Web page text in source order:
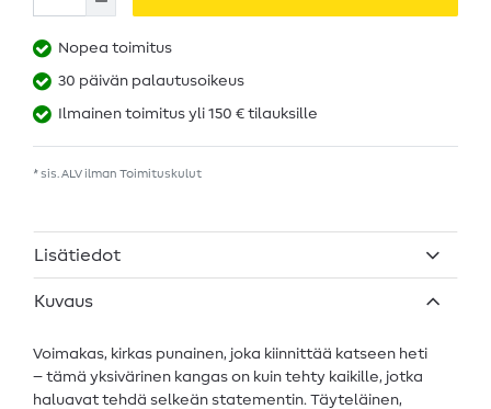
Nopea toimitus
30 päivän palautusoikeus
Ilmainen toimitus yli 150 € tilauksille
* sis. ALV ilman Toimituskulut
Lisätiedot
Kuvaus
Voimakas, kirkas punainen, joka kiinnittää katseen heti
– tämä yksivärinen kangas on kuin tehty kaikille, jotka
haluavat tehdä selkeän statementin. Täyteläinen,